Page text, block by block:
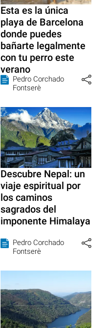
Esta es la única
playa de Barcelona
donde puedes
bañarte legalmente
con tu perro este
verano
Pedro Corchado
Fontserè
Descubre Nepal: un
viaje espiritual por
los caminos
sagrados del
imponente Himalaya
Pedro Corchado
Fontserè